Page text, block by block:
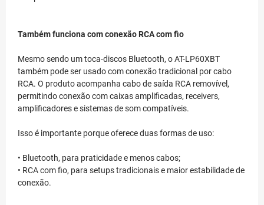
Também funciona com conexão RCA com fio
Mesmo sendo um toca-discos Bluetooth, o AT-LP60XBT
também pode ser usado com conexão tradicional por cabo
RCA. O produto acompanha cabo de saída RCA removível,
permitindo conexão com caixas amplificadas, receivers,
amplificadores e sistemas de som compatíveis.
Isso é importante porque oferece duas formas de uso:
• Bluetooth, para praticidade e menos cabos;
• RCA com fio, para setups tradicionais e maior estabilidade de
conexão.